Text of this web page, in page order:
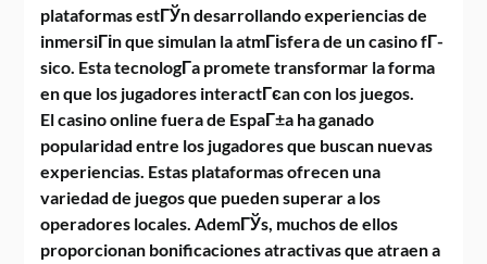
plataformas estГЎn desarrollando experiencias de
inmersiГіn que simulan la atmГіsfera de un casino fГ­
sico. Esta tecnologГ­a promete transformar la forma
en que los jugadores interactГєan con los juegos.
El casino online fuera de EspaГ±a ha ganado
popularidad entre los jugadores que buscan nuevas
experiencias. Estas plataformas ofrecen una
variedad de juegos que pueden superar a los
operadores locales. AdemГЎs, muchos de ellos
proporcionan bonificaciones atractivas que atraen a